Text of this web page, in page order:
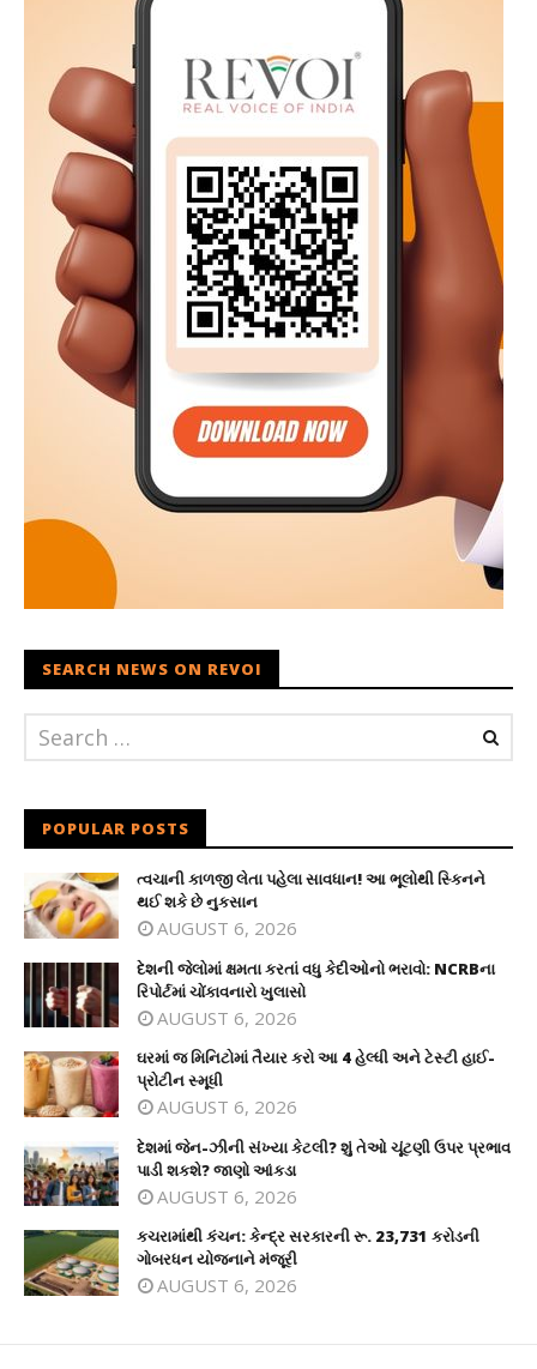
SEARCH NEWS ON REVOI
POPULAR POSTS
ત્વચાની કાળજી લેતા પહેલા સાવધાન! આ ભૂલોથી સ્કિનને
થઈ શકે છે નુકસાન
AUGUST 6, 2026
દેશની જેલોમાં ક્ષમતા કરતાં વધુ કેદીઓનો ભરાવો: NCRBના
રિપોર્ટમાં ચોંકાવનારો ખુલાસો
AUGUST 6, 2026
ઘરમાં જ મિનિટોમાં તૈયાર કરો આ 4 હેલ્ધી અને ટેસ્ટી હાઈ-
પ્રોટીન સ્મૂધી
AUGUST 6, 2026
દેશમાં જેન-ઝીની સંખ્યા કેટલી? શું તેઓ ચૂંટણી ઉપર પ્રભાવ
પાડી શકશે? જાણો આંકડા
AUGUST 6, 2026
કચરામાંથી કંચન: કેન્દ્ર સરકારની રૂ. 23,731 કરોડની
ગોબરધન યોજનાને મંજૂરી
AUGUST 6, 2026